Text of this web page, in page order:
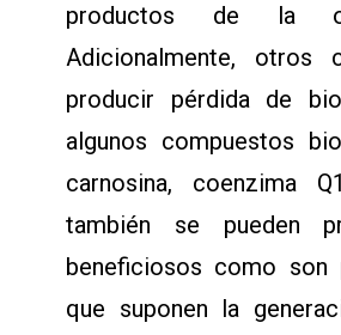
productos de la
Adicionalmente, otros
producir pérdida de
algunos compuestos
carnosina, coenzima
también se pueden
beneficiosos como
que suponen la